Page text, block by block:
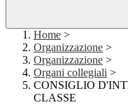
Home >
Organizzazione >
Organizzazione >
Organi collegiali >
CONSIGLIO
CLASSE